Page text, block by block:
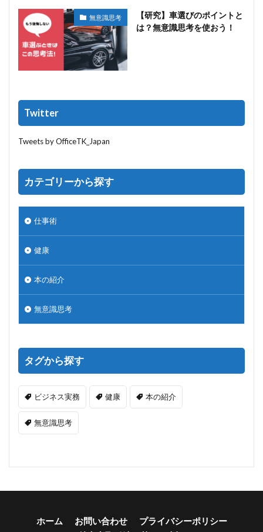
無意識思考
【研究】車選びのポイントと
は？無意識思考を使おう！
Twitter
Tweets by OfficeTK_Japan
カテゴリーから探す
仕事術
健康
本の紹介
無意識思考
タグから探す
ビジネス実務 健康 本の紹介
無意識思考
ホーム お問い合わせ
プライバシーポリシー